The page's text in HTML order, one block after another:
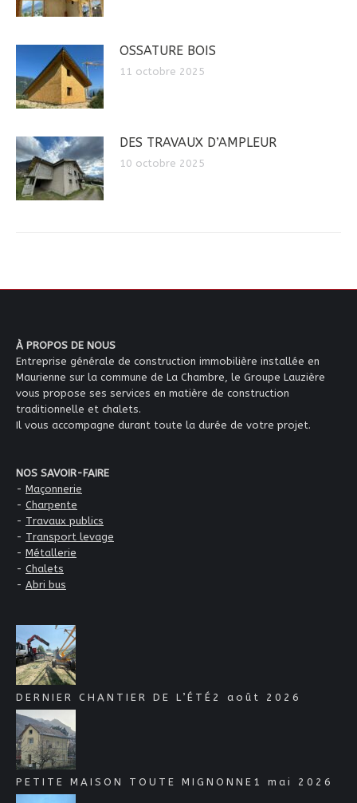
OSSATURE BOIS
11 octobre 2025
DES TRAVAUX D’AMPLEUR
10 octobre 2025
À PROPOS DE NOUS
Entreprise générale de construction immobilière installée en
Maurienne sur la commune de La Chambre, le Groupe Lauzière
vous propose ses services en matière de construction
traditionnelle et chalets.
Il vous accompagne durant toute la durée de votre projet.
NOS SAVOIR-FAIRE
- Maçonnerie
- Charpente
- Travaux publics
- Transport levage
- Métallerie
- Chalets
- Abri bus
DERNIER CHANTIER DE L’ÉTÉ 2 août 2026
PETITE MAISON TOUTE MIGNONNE 1 mai 2026